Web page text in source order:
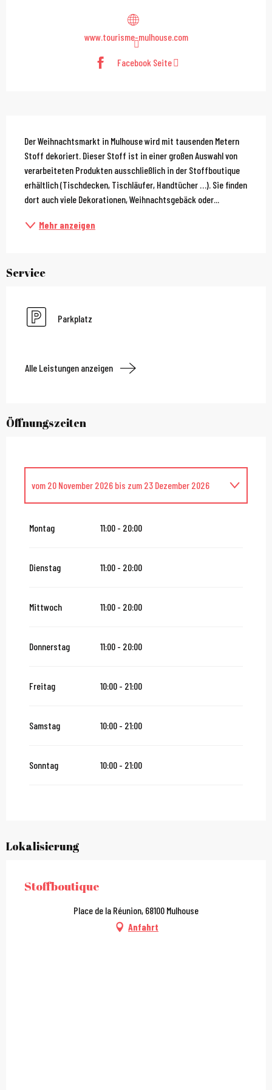
www.tourisme-mulhouse.com
Facebook Seite
Beschreibung
Der Weihnachtsmarkt in Mulhouse wird mit tausenden Metern
Stoff dekoriert. Dieser Stoff ist in einer großen Auswahl von
verarbeiteten Produkten ausschließlich in der Stoffboutique
erhältlich (Tischdecken, Tischläufer, Handtücher …). Sie finden
dort auch viele Dekorationen, Weihnachtsgebäck oder...
Mehr anzeigen
Service
Parkplatz
Alle Leistungen anzeigen
Öffnungszeiten
vom 20 November 2026 bis zum 23 Dezember 2026
Montag 11:00 - 20:00
Dienstag 11:00 - 20:00
Mittwoch 11:00 - 20:00
Donnerstag 11:00 - 20:00
Freitag 10:00 - 21:00
Samstag 10:00 - 21:00
Sonntag 10:00 - 21:00
Lokalisierung
Stoffboutique
Place de la Réunion, 68100 Mulhouse
Anfahrt